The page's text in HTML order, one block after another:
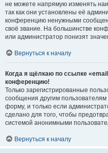
не можете напрямую изменять
так как они установлены её
конференцию ненужными
своё звание. На большинстве
или администратор понизят
Вернуться к началу
Когда я щёлкаю по ссылке
конференцию!
Только зарегистрированные
сообщения другим
форму, и только если
сделано для того, чтобы
системой анонимными
Вернуться к началу